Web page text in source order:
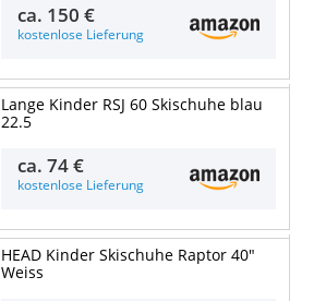
ca. 150 €
kostenlose Lieferung
Lange Kinder RSJ 60 Skischuhe blau
22.5
ca.74 €
kostenlose Lieferung
HEAD Kinder Skischuhe Raptor 40"
Weiss